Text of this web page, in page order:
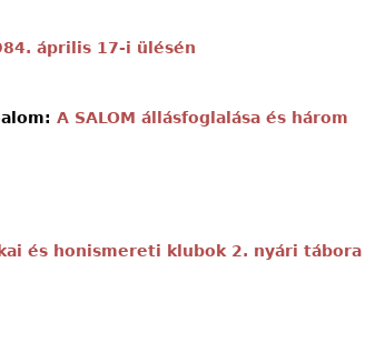
április 17-i ülésén
A SALOM állásfoglalása és három
és honismereti klubok 2. nyári tábora